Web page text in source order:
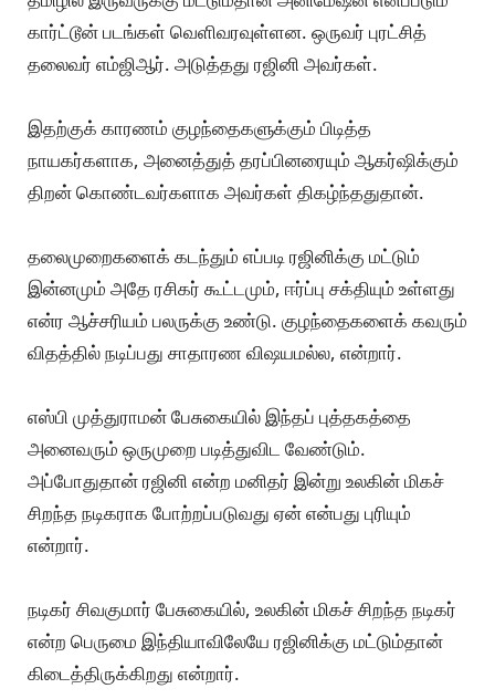
கார்ட்டூன் படங்கள் வெளிவரவுள்ளன. ஒருவர் புரட்சித்
தலைவர் எம்ஜிஆர். அடுத்தது ரஜினி அவர்கள்.
இதற்குக் காரணம் குழந்தைகளுக்கும் பிடித்த
நாயகர்களாக, அனைத்துத் தரப்பினரையும் ஆகர்ஷிக்கும்
திறன் கொண்டவர்களாக அவர்கள் திகழ்ந்ததுதான்.
தலைமுறைகளைக் கடந்தும் எப்படி ரஜினிக்கு மட்டும்
இன்னமும் அதே ரசிகர் கூட்டமும், ஈர்ப்பு சக்தியும் உள்ளது
என்ர ஆச்சரியம் பலருக்கு உண்டு. குழந்தைகளைக் கவரும்
விதத்தில் நடிப்பது சாதாரண விஷயமல்ல, என்றார்.
எஸ்பி முத்துராமன் பேசுகையில் இந்தப் புத்தகத்தை
அனைவரும் ஒருமுறை படித்துவிட வேண்டும்.
அப்போதுதான் ரஜினி என்ற மனிதர் இன்று உலகின் மிகச்
சிறந்த நடிகராக போற்றப்படுவது ஏன் என்பது புரியும்
என்றார்.
நடிகர் சிவகுமார் பேசுகையில், உலகின் மிகச் சிறந்த நடிகர்
என்ற பெருமை இந்தியாவிலேயே ரஜினிக்கு மட்டும்தான்
கிடைத்திருக்கிறது என்றார்.